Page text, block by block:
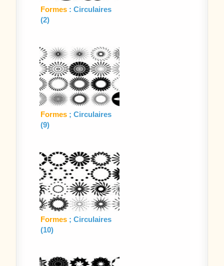
Formes : Circulaires
(2)
Formes ; Circulaires
(9)
Formes ; Circulaires
(10)